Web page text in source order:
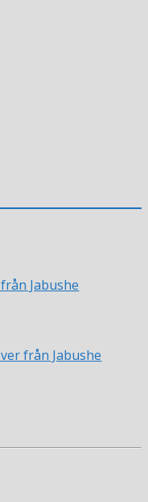
Jabushe
från Jabushe